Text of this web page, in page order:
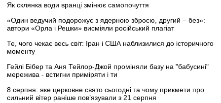
Як склянка води вранці змінює самопочуття
«Один ведучий подорожує з ядерною зброєю, другий – без»:
автори «Орла і Решки» висміяли російський плагіат
Те, чого чекає весь світ: Іран і США наблизилися до історичного
моменту
Гейлі Бібер та Аня Тейлор-Джой проміняли базу на "бабусині"
мережива - встигни приміряти і ти
8 серпня: яке церковне свято сьогодні та чому прикмети про
сильний вітер раніше пов’язували з 21 серпня